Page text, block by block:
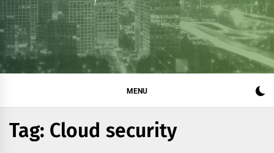
Blog da Neotel
Segurança Digital
Informações e notícias sobre segurança digital, legislação
e compliance
MENU
Tag: Cloud security